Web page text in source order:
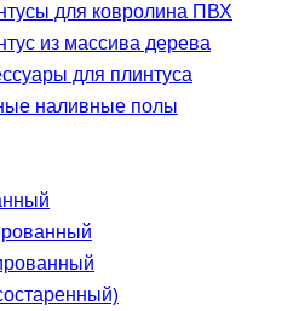
для ковролина ПВХ
из массива дерева
для плинтуса
наливные полы